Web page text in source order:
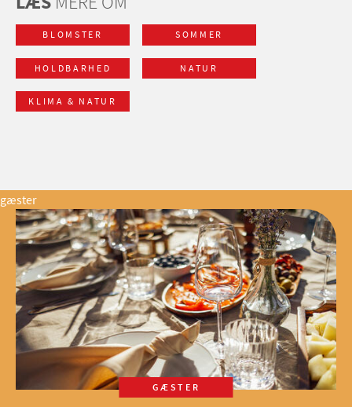
BLOMSTER SOMMER
HOLDBARHED NATUR
KLIMA & NATUR
gæster
GÆSTER